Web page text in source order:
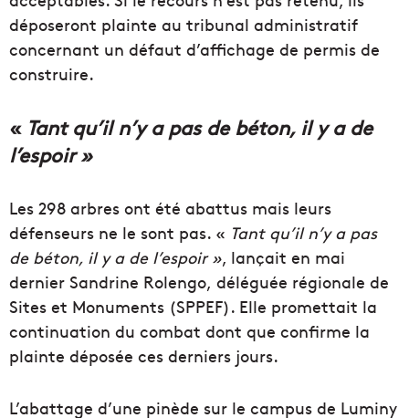
déposeront plainte au tribunal administratif
concernant un défaut d’affichage de permis de
construire.
« Tant qu’il n’y a pas de béton, il y a de
l’espoir »
Les 298 arbres ont été abattus mais leurs
défenseurs ne le sont pas. « Tant qu’il n’y a pas
de béton, il y a de l’espoir », lançait en mai
dernier Sandrine Rolengo, déléguée régionale de
Sites et Monuments (SPPEF). Elle promettait la
continuation du combat dont que confirme la
plainte déposée ces derniers jours.
L’abattage d’une pinède sur le campus de Luminy